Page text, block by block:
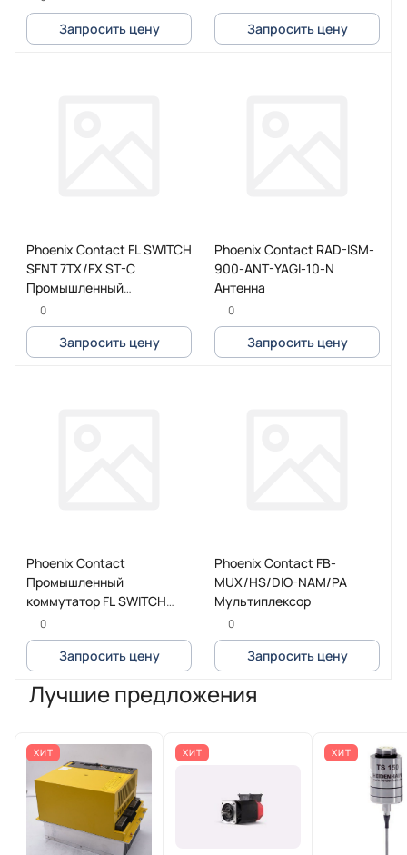
Запросить цену Запросить цену
Phoenix Contact FL SWITCH
SFNT 7TX/FX ST-C
Промышленный
коммутатор
0
Запросить цену
Phoenix Contact RAD-ISM-
900-ANT-YAGI-10-N
Антенна
0
Запросить цену
Phoenix Contact
Промышленный
коммутатор FL SWITCH
3006T-2FX SM
0
Запросить цену
Phoenix Contact FB-
MUX/HS/DIO-NAM/PA
Мультиплексор
0
Запросить цену
Лучшие предложения
ХИТ ХИТ ХИТ